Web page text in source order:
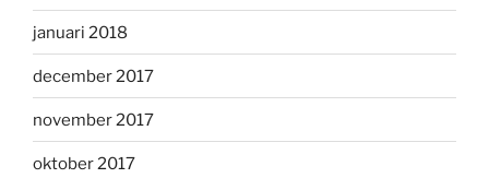
januari 2018
december 2017
november 2017
oktober 2017